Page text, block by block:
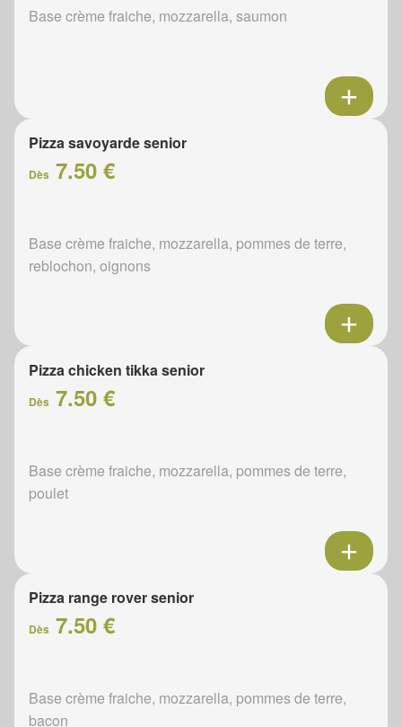
Base crème fraiche, mozzarella, saumon
Pizza savoyarde senior
Dès 7.50 €
Base crème fraiche, mozzarella, pommes de terre,
reblochon, oignons
Pizza chicken tikka senior
Dès 7.50 €
Base crème fraiche, mozzarella, pommes de terre,
poulet
Pizza range rover senior
Dès 7.50 €
Base crème fraiche, mozzarella, pommes de terre,
bacon